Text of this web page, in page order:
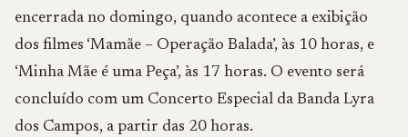
encerrada no domingo, quando acontece a exibição
dos filmes ‘Mamãe – Operação Balada’, às 10 horas, e
‘Minha Mãe é uma Peça’, às 17 horas. O evento será
concluído com um Concerto Especial da Banda Lyra
dos Campos, a partir das 20 horas.